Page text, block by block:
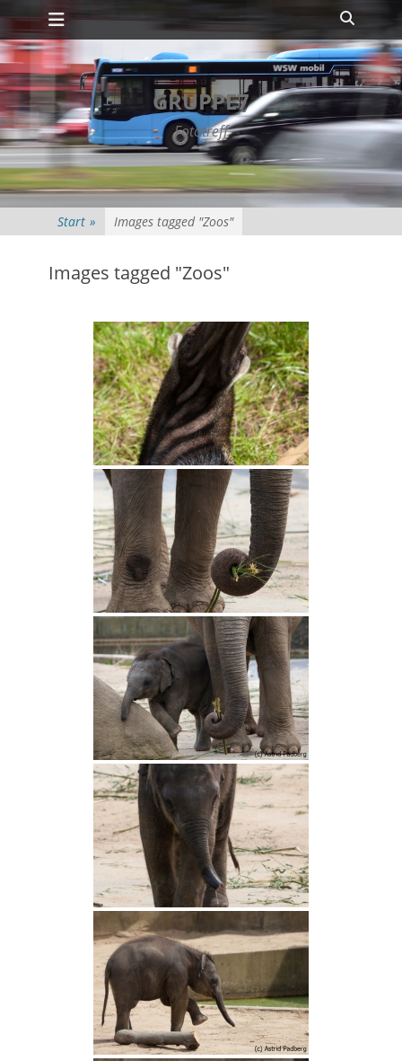
Zum
Inhalt
springen
Primäres Menü
GRUPPE7
Fototreff
Start » Images tagged "Zoos"
Images tagged "Zoos"